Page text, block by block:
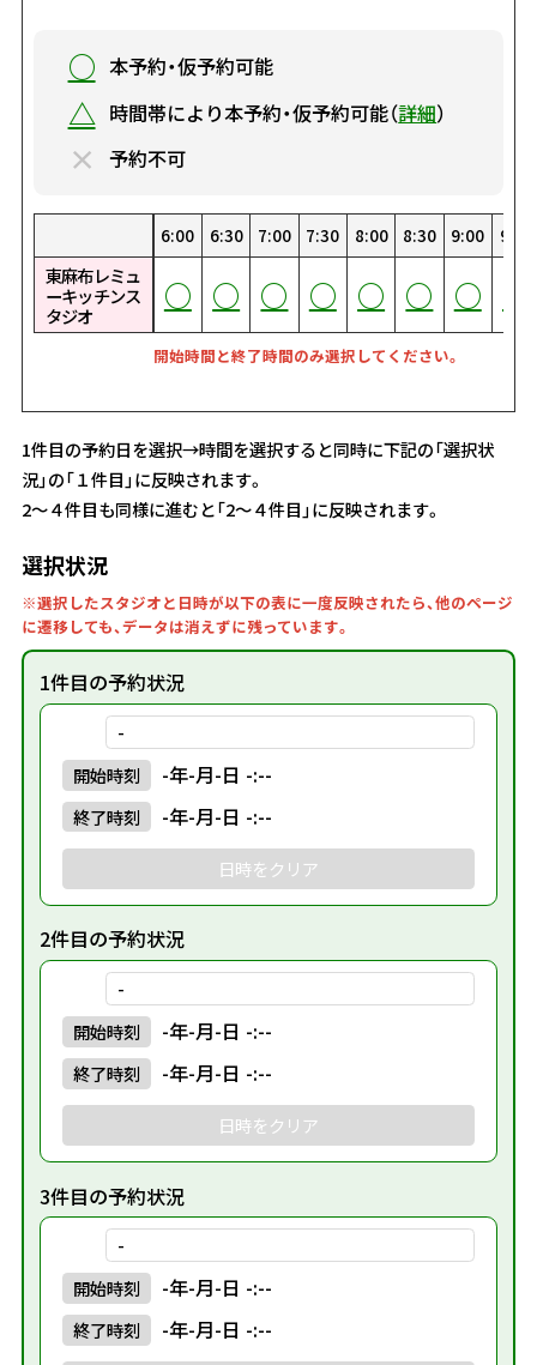
○ 本予約・仮予約可能
△ 時間帯により本予約・仮予約可能（詳細）
× 予約不可
東麻布レミュ
ーキッチンス
タジオ
○ ○
○ ○
20:30
○
21:00
○
21:30
○
22:00
○
22:30
○
23:00
○
23:30
○
○ ○ ○
17:00
○
17:30
○
18:00
○
18:30
○
19:00
○
19:30
○
20:00
○
○ ○
13:00
○
13:30
○
14:00
○
14:30
○
15:00
○
15:30
○
16:00
○
16:30
○
○ ○
9:30
○
10:00
○
10:30
○
11:00
○
11:30
○
12:00
○
12:30
○
13:00
○ ○ ○
6:00
○
6:30
○
7:00
○
7:30
○
8:00
○
8:30
○
9:00
○
9:30
○ ○ ○
2:30
○
3:00
○
3:30
○
4:00
○
4:30
○
5:00
○
5:30
○
0:00
○
0:30
○
1:00
○
1:30
○
2:00
○
開始時間と終了時間のみ選択してください。
1件目の予約日を選択→時間を選択すると同時に下記の「選択状
況」の「１件目」に反映されます。
2～４件目も同様に進むと「2～４件目」に反映されます。
選択状況
※選択したスタジオと日時が以下の表に一度反映されたら、他のページ
に遷移しても、データは消えずに残っています。
1件目の予約状況
-
開始時刻 -年-月-日 -:--
終了時刻 -年-月-日 -:--
日時をクリア
2件目の予約状況
-
開始時刻 -年-月-日 -:--
終了時刻 -年-月-日 -:--
日時をクリア
3件目の予約状況
-
開始時刻 -年-月-日 -:--
終了時刻 -年-月-日 -:--